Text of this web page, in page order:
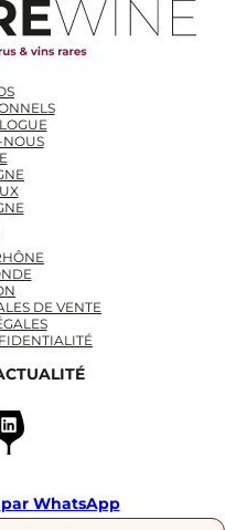
DE VENTE
LinkedIn
par WhatsApp